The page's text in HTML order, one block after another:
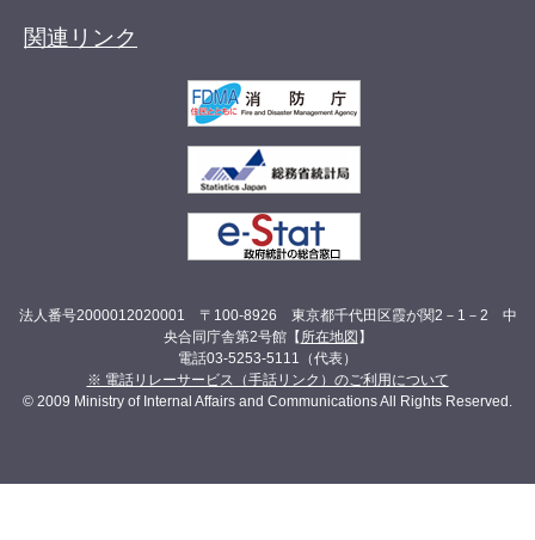
関連リンク
法人番号2000012020001 〒100-8926 東京都千代田区霞が関2－1－2 中
央合同庁舎第2号館【 所在地図 】
電話03-5253-5111（代表）
※ 電話リレーサービス（手話リンク）のご利用について
© 2009 Ministry of Internal Affairs and Communications All Rights Reserved.